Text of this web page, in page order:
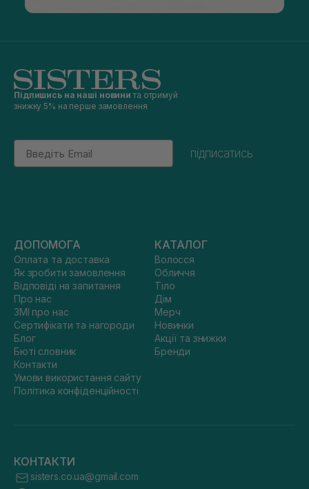
Підпишись на наші новини та отримуй
знижку 5% на перше замовлення
Email
підписатись
ДОПОМОГА
Оплата та доставка
Як зробити замовлення
Відповіді на запитання
Про нас
ЗМІ про нас
Сертифікати та нагороди
Блог
Бюті словник
Контакти
Умови використання сайту
Політика конфіденційності
КАТАЛОГ
Волосся
Обличчя
Тіло
Дім
Мерч
Новинки
Акції та знижки
Бренди
КОНТАКТИ
sisters.co.ua@gmail.com